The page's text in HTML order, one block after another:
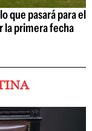
que pasará para el
la primera fecha